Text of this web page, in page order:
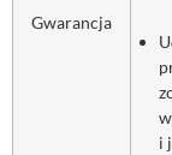
Gwarancja
i